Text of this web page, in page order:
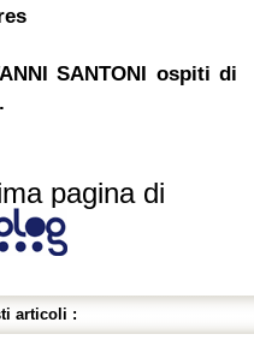
SANTONI ospiti di
pagina di
articoli :